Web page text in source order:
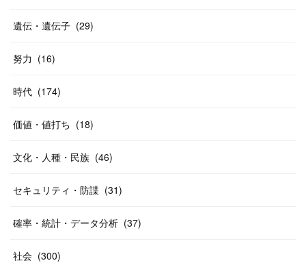
遺伝・遺伝子 (29)
努力 (16)
時代 (174)
価値・値打ち (18)
文化・人種・民族 (46)
セキュリティ・防諜 (31)
確率・統計・データ分析 (37)
社会 (300)